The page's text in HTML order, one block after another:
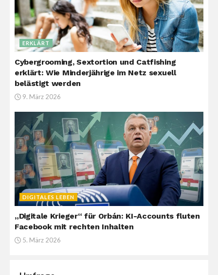
ERKLÄRT
Cybergrooming, Sextortion und Catfishing
erklärt: Wie Minderjährige im Netz sexuell
belästigt werden
9. März 2026
DIGITALES LEBEN
„Digitale Krieger“ für Orbán: KI-Accounts fluten
Facebook mit rechten Inhalten
5. März 2026